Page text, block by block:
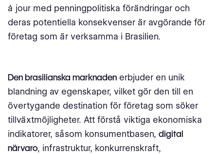
à jour med penningpolitiska förändringar och
deras potentiella konsekvenser är avgörande för
företag som är verksamma i Brasilien.
Den brasilianska marknaden erbjuder en unik
blandning av egenskaper, vilket gör den till en
övertygande destination för företag som söker
tillväxtmöjligheter. Att förstå viktiga ekonomiska
indikatorer, såsom konsumentbasen, digital
närvaro, infrastruktur, konkurrenskraft,